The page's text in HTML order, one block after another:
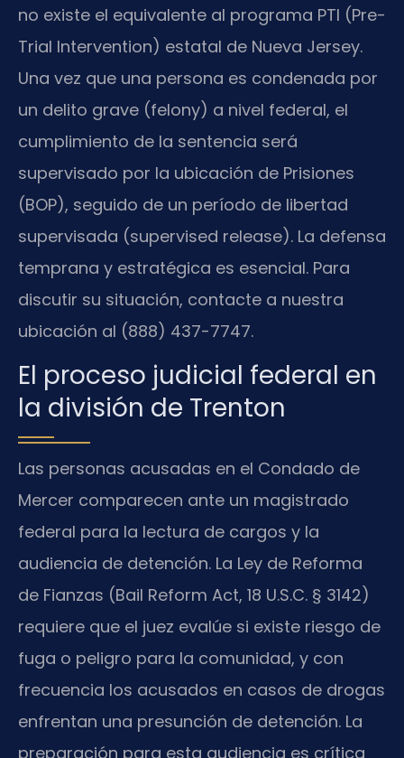
no existe el equivalente al programa PTI (Pre-
Trial Intervention) estatal de Nueva Jersey.
Una vez que una persona es condenada por
un delito grave (felony) a nivel federal, el
cumplimiento de la sentencia será
supervisado por la ubicación de Prisiones
(BOP), seguido de un período de libertad
supervisada (supervised release). La defensa
temprana y estratégica es esencial. Para
discutir su situación, contacte a nuestra
ubicación al (888) 437-7747.
El proceso judicial federal en
la división de Trenton
Las personas acusadas en el Condado de
Mercer comparecen ante un magistrado
federal para la lectura de cargos y la
audiencia de detención. La Ley de Reforma
de Fianzas (Bail Reform Act, 18 U.S.C. § 3142)
requiere que el juez evalúe si existe riesgo de
fuga o peligro para la comunidad, y con
frecuencia los acusados en casos de drogas
enfrentan una presunción de detención. La
preparación para esta audiencia es crítica